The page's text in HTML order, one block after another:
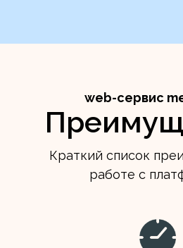
Краткий список
работе с
web-сервис